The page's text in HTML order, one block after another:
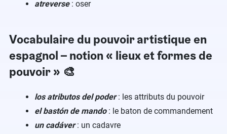
atreverse : oser
Vocabulaire du pouvoir artistique en
espagnol – notion « lieux et formes de
pouvoir » 🎨
los atributos del poder: les attributs du pouvoir
el bastón de mando : le baton de commandement
un cadáver: un cadavre